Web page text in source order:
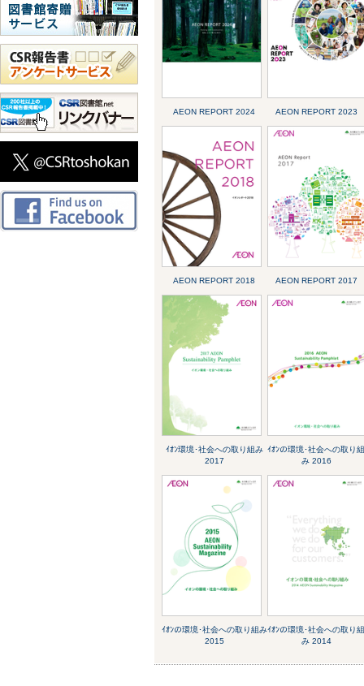
AEON REPORT 2024 AEON REPORT 2023
AEON REPORT 2018 AEON REPORT 2017
ｲｵﾝ環境･社会への取り組み
2017
ｲｵﾝの環境･社会への取り
み 2016
ｲｵﾝの環境･社会への取り組み
2015
ｲｵﾝの環境･社会への取り
み 2014